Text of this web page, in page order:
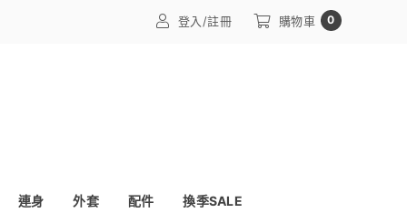
登入/註冊 購物車 0
連身 外套 配件 換季SALE